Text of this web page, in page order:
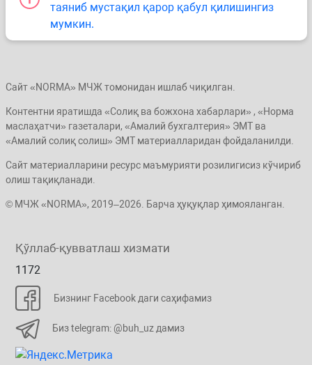
таяниб мустақил қарор қабул қилишингиз
мумкин.
Сайт «NORMA» МЧЖ томонидан ишлаб чиқилган.
Контентни яратишда «Солиқ ва божхона хабарлари» , «Норма
маслаҳатчи» газеталари, «Амалий бухгалтерия» ЭМТ ва
«Амалий солиқ солиш» ЭМТ материалларидан фойдаланилди.
Сайт материалларини ресурс маъмурияти розилигисиз кўчириб
олиш тақиқланади.
© МЧЖ «NORMA», 2019–2026. Барча ҳуқуқлар ҳимояланган.
Қўллаб-қувватлаш хизмати
1172
Бизнинг Facebook даги саҳифамиз
Биз telegram: @buh_uz дамиз